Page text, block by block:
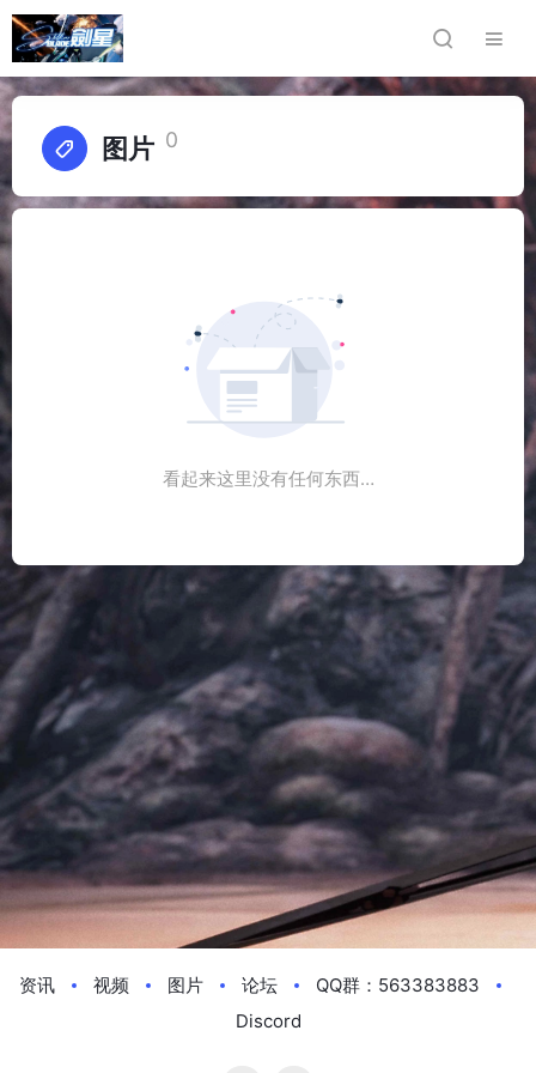
图片 0
看起来这里没有任何东西…
资讯 视频 图片 论坛
QQ群：563383883
Discord